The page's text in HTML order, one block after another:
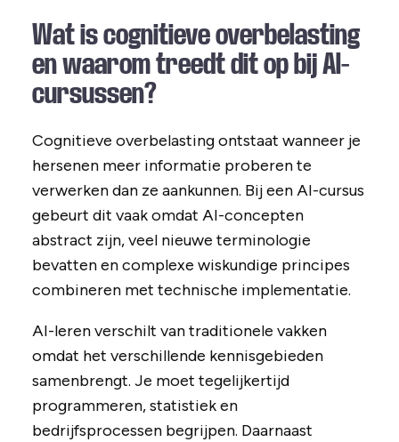
Wat is cognitieve overbelasting
en waarom treedt dit op bij AI-
cursussen?
Cognitieve overbelasting ontstaat wanneer je
hersenen meer informatie proberen te
verwerken dan ze aankunnen. Bij een AI-cursus
gebeurt dit vaak omdat AI-concepten
abstract zijn, veel nieuwe terminologie
bevatten en complexe wiskundige principes
combineren met technische implementatie.
AI-leren verschilt van traditionele vakken
omdat het verschillende kennisgebieden
samenbrengt. Je moet tegelijkertijd
programmeren, statistiek en
bedrijfsprocessen begrijpen. Daarnaast